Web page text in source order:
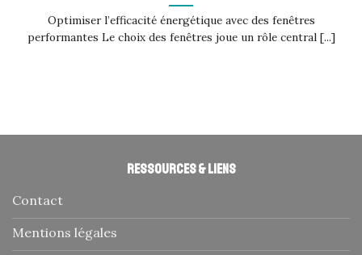
Optimiser l’efficacité énergétique avec des fenêtres
performantes Le choix des fenêtres joue un rôle central [...]
Ressources & liens
Contact
Mentions légales